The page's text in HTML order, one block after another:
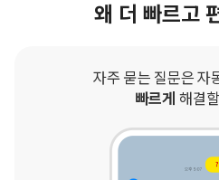
왜 더 빠르고
자주 묻는 질문은 자
빠르게 해결